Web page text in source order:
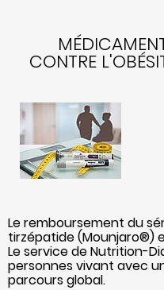
CONTRE
Le remboursement du
tirzépatide (Mounjaro®)
Le service de Nutrition-
personnes vivant avec
parcours global.